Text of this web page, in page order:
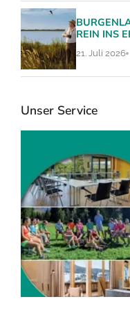
REIN INS
21. Juli 2026
Unser Service
RTK